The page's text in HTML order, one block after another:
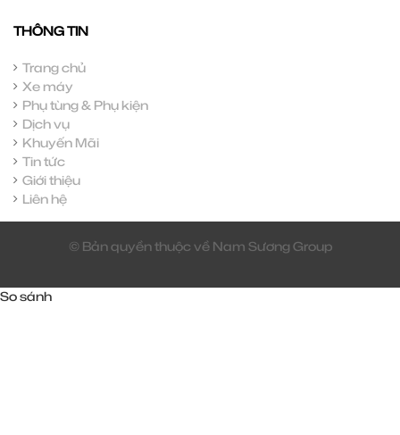
THÔNG TIN
Trang chủ
Xe máy
Phụ tùng & Phụ kiện
Dịch vụ
Khuyến Mãi
Tin tức
Giới thiệu
Liên hệ
© Bản quyền thuộc về Nam Sương Group
So sánh